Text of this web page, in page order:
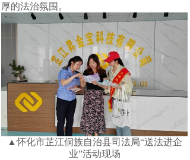
厚的法治氛围。
▲怀化市芷江侗族自治县司法局“送法进企
业”活动现场